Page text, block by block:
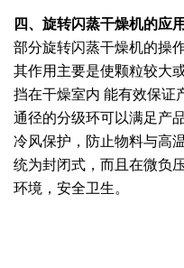
管束干燥系列
干燥配套装置
四、旋转闪蒸干燥机的应用
部分旋转闪蒸干燥机的操
其作用主要是使颗粒较大
挡在干燥室内 能有效保证
通径的分级环可以满足产
冷风保护，防止物料与高
统为封闭式，而且在微负
环境，安全卫生。